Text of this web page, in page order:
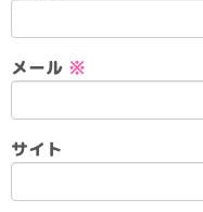
メール ※
サイト